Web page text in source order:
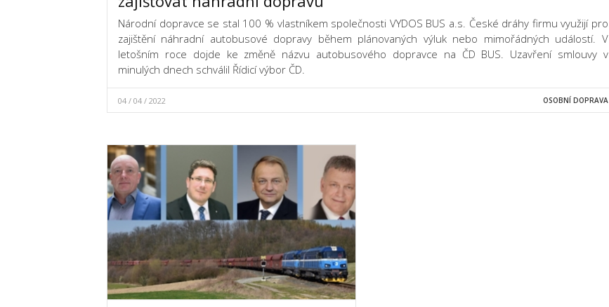
Národní dopravce se stal 100 % vlastníkem společnosti VYDOS BUS a.s. České dráhy firmu využijí pro
zajištění náhradní autobusové dopravy během plánovaných výluk nebo mimořádných událostí. V
letošním roce dojde ke změně názvu autobusového dopravce na ČD BUS. Uzavření smlouvy v
minulých dnech schválil Řídicí výbor ČD.
04 / 04 / 2022 OSOBNÍ DOPRAVA